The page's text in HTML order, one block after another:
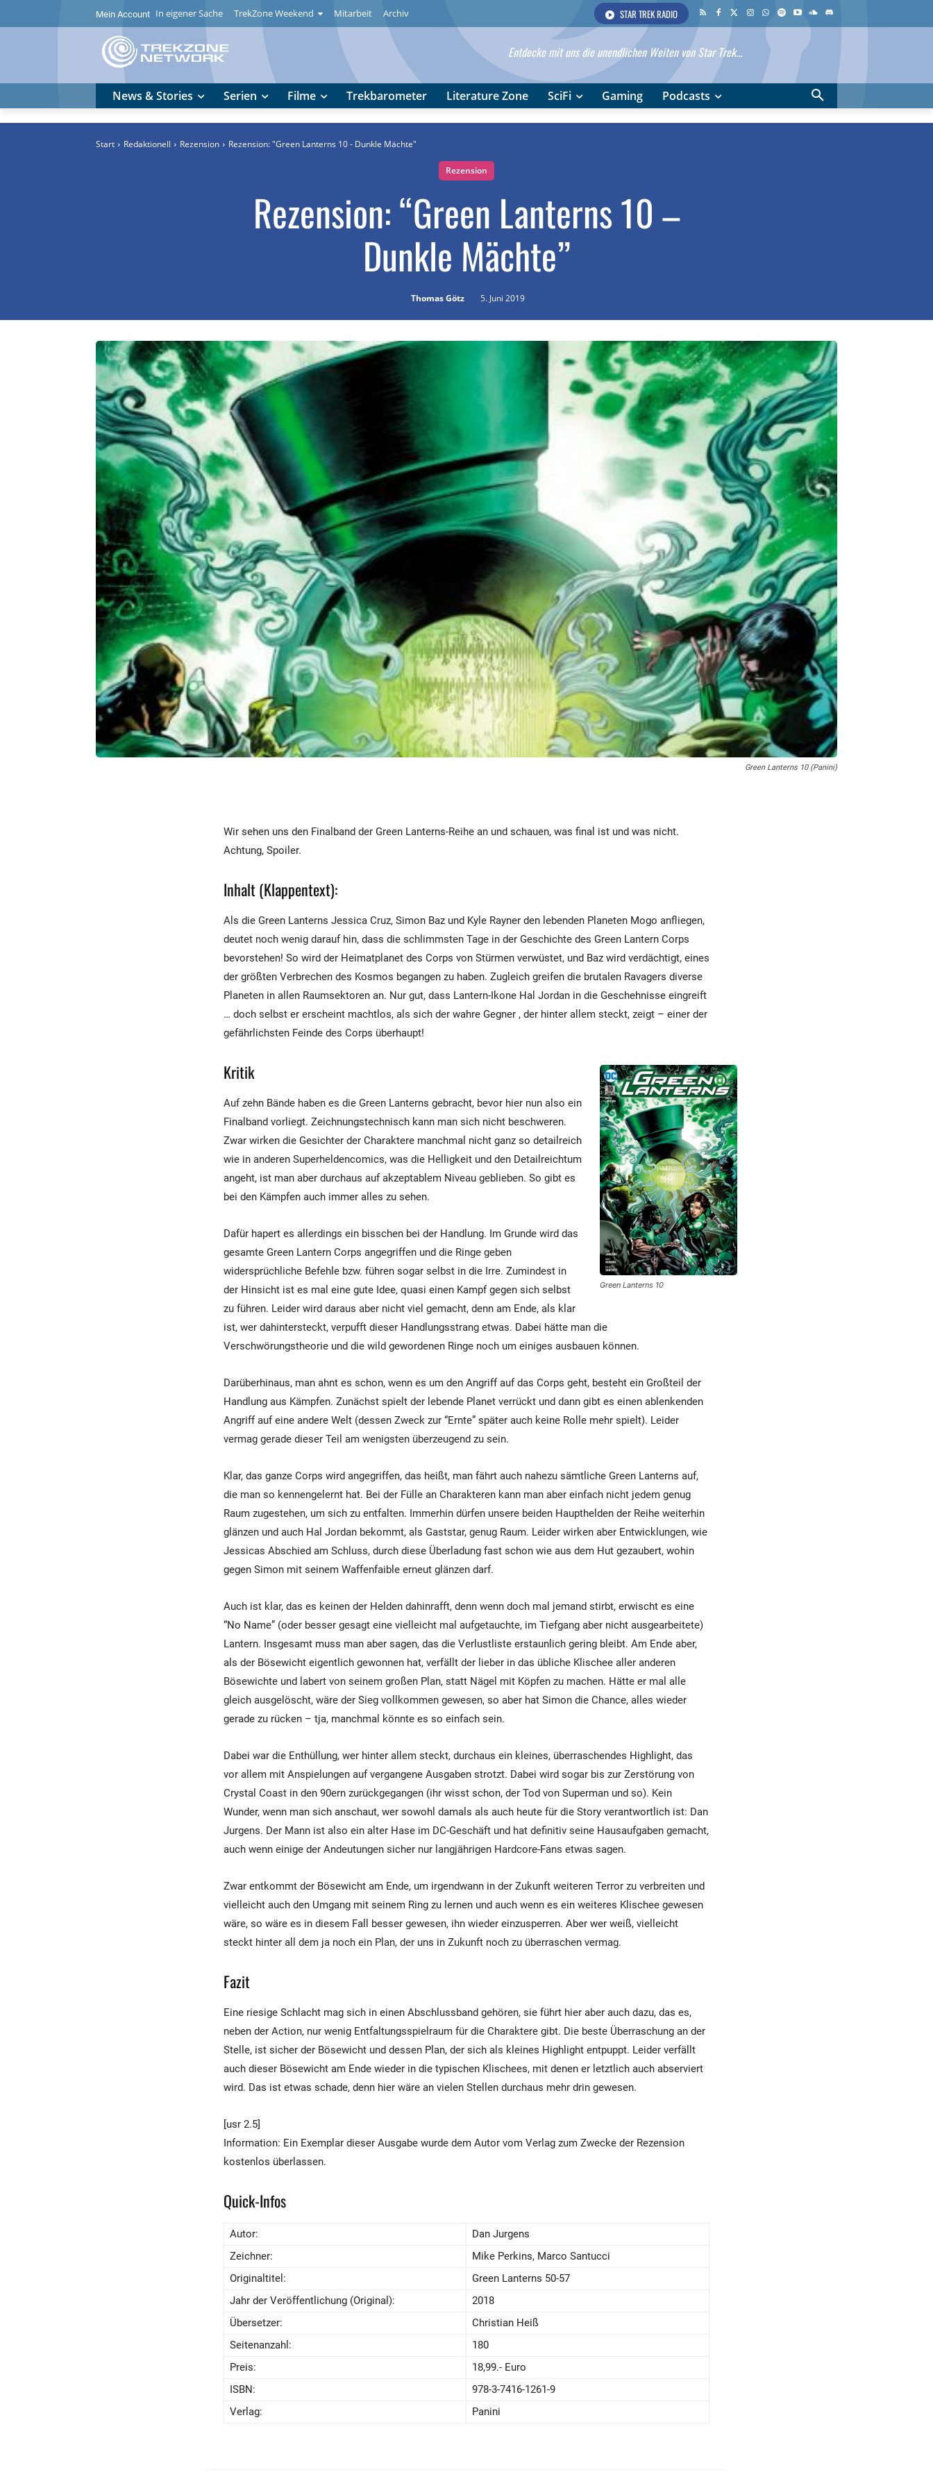
Mein Account In eigener Sache TrekZone Weekend Mitarbeit Archiv STAR TREK RADIO
Entdecke mit uns die unendlichen Weiten von Star Trek...
News & Stories Serien Filme Trekbarometer Literature Zone SciFi Gaming Podcasts
Start Redaktionell Rezension Rezension: "Green Lanterns 10 - Dunkle Mächte"
Rezension
Rezension: “Green Lanterns 10 –
Dunkle Mächte”
Thomas Götz 5. Juni 2019
Green Lanterns 10 (Panini)
Wir sehen uns den Finalband der Green Lanterns-Reihe an und schauen, was final ist und was nicht.
Achtung, Spoiler.
Inhalt (Klappentext):
Als die Green Lanterns Jessica Cruz, Simon Baz und Kyle Rayner den lebenden Planeten Mogo anfliegen,
deutet noch wenig darauf hin, dass die schlimmsten Tage in der Geschichte des Green Lantern Corps
bevorstehen! So wird der Heimatplanet des Corps von Stürmen verwüstet, und Baz wird verdächtigt, eines
der größten Verbrechen des Kosmos begangen zu haben. Zugleich greifen die brutalen Ravagers diverse
Planeten in allen Raumsektoren an. Nur gut, dass Lantern-Ikone Hal Jordan in die Geschehnisse eingreift
… doch selbst er erscheint machtlos, als sich der wahre Gegner , der hinter allem steckt, zeigt – einer der
gefährlichsten Feinde des Corps überhaupt!
Green Lanterns 10
Kritik
Auf zehn Bände haben es die Green Lanterns gebracht, bevor hier nun also ein
Finalband vorliegt. Zeichnungstechnisch kann man sich nicht beschweren.
Zwar wirken die Gesichter der Charaktere manchmal nicht ganz so detailreich
wie in anderen Superheldencomics, was die Helligkeit und den Detailreichtum
angeht, ist man aber durchaus auf akzeptablem Niveau geblieben. So gibt es
bei den Kämpfen auch immer alles zu sehen.
Dafür hapert es allerdings ein bisschen bei der Handlung. Im Grunde wird das
gesamte Green Lantern Corps angegriffen und die Ringe geben
widersprüchliche Befehle bzw. führen sogar selbst in die Irre. Zumindest in
der Hinsicht ist es mal eine gute Idee, quasi einen Kampf gegen sich selbst
zu führen. Leider wird daraus aber nicht viel gemacht, denn am Ende, als klar
ist, wer dahintersteckt, verpufft dieser Handlungsstrang etwas. Dabei hätte man die
Verschwörungstheorie und die wild gewordenen Ringe noch um einiges ausbauen können.
Darüberhinaus, man ahnt es schon, wenn es um den Angriff auf das Corps geht, besteht ein Großteil der
Handlung aus Kämpfen. Zunächst spielt der lebende Planet verrückt und dann gibt es einen ablenkenden
Angriff auf eine andere Welt (dessen Zweck zur “Ernte” später auch keine Rolle mehr spielt). Leider
vermag gerade dieser Teil am wenigsten überzeugend zu sein.
Klar, das ganze Corps wird angegriffen, das heißt, man fährt auch nahezu sämtliche Green Lanterns auf,
die man so kennengelernt hat. Bei der Fülle an Charakteren kann man aber einfach nicht jedem genug
Raum zugestehen, um sich zu entfalten. Immerhin dürfen unsere beiden Haupthelden der Reihe weiterhin
glänzen und auch Hal Jordan bekommt, als Gaststar, genug Raum. Leider wirken aber Entwicklungen, wie
Jessicas Abschied am Schluss, durch diese Überladung fast schon wie aus dem Hut gezaubert, wohin
gegen Simon mit seinem Waffenfaible erneut glänzen darf.
Auch ist klar, das es keinen der Helden dahinrafft, denn wenn doch mal jemand stirbt, erwischt es eine
“No Name” (oder besser gesagt eine vielleicht mal aufgetauchte, im Tiefgang aber nicht ausgearbeitete)
Lantern. Insgesamt muss man aber sagen, das die Verlustliste erstaunlich gering bleibt. Am Ende aber,
als der Bösewicht eigentlich gewonnen hat, verfällt der lieber in das übliche Klischee aller anderen
Bösewichte und labert von seinem großen Plan, statt Nägel mit Köpfen zu machen. Hätte er mal alle
gleich ausgelöscht, wäre der Sieg vollkommen gewesen, so aber hat Simon die Chance, alles wieder
gerade zu rücken – tja, manchmal könnte es so einfach sein.
Dabei war die Enthüllung, wer hinter allem steckt, durchaus ein kleines, überraschendes Highlight, das
vor allem mit Anspielungen auf vergangene Ausgaben strotzt. Dabei wird sogar bis zur Zerstörung von
Crystal Coast in den 90ern zurückgegangen (ihr wisst schon, der Tod von Superman und so). Kein
Wunder, wenn man sich anschaut, wer sowohl damals als auch heute für die Story verantwortlich ist: Dan
Jurgens. Der Mann ist also ein alter Hase im DC-Geschäft und hat definitiv seine Hausaufgaben gemacht,
auch wenn einige der Andeutungen sicher nur langjährigen Hardcore-Fans etwas sagen.
Zwar entkommt der Bösewicht am Ende, um irgendwann in der Zukunft weiteren Terror zu verbreiten und
vielleicht auch den Umgang mit seinem Ring zu lernen und auch wenn es ein weiteres Klischee gewesen
wäre, so wäre es in diesem Fall besser gewesen, ihn wieder einzusperren. Aber wer weiß, vielleicht
steckt hinter all dem ja noch ein Plan, der uns in Zukunft noch zu überraschen vermag.
Fazit
Eine riesige Schlacht mag sich in einen Abschlussband gehören, sie führt hier aber auch dazu, das es,
neben der Action, nur wenig Entfaltungsspielraum für die Charaktere gibt. Die beste Überraschung an der
Stelle, ist sicher der Bösewicht und dessen Plan, der sich als kleines Highlight entpuppt. Leider verfällt
auch dieser Bösewicht am Ende wieder in die typischen Klischees, mit denen er letztlich auch abserviert
wird. Das ist etwas schade, denn hier wäre an vielen Stellen durchaus mehr drin gewesen.
[usr 2.5]
Information: Ein Exemplar dieser Ausgabe wurde dem Autor vom Verlag zum Zwecke der Rezension
kostenlos überlassen.
Quick-Infos
Autor:
Dan Jurgens
Zeichner:
Mike Perkins, Marco Santucci
Originaltitel:
Green Lanterns 50-57
Jahr der Veröffentlichung (Original):
2018
Übersetzer:
Christian Heiß
Seitenanzahl:
180
Preis:
18,99.- Euro
ISBN:
978-3-7416-1261-9
Verlag:
Panini